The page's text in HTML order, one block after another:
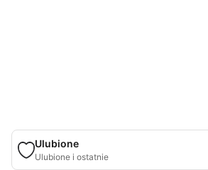
Ulubione
Ulubione i ostatnie